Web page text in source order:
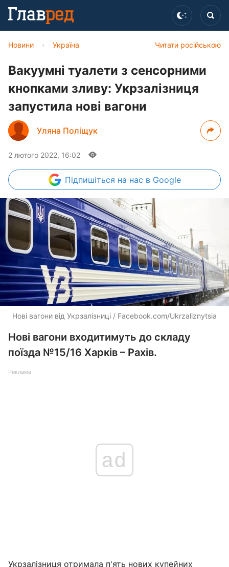
Читати російською
Новини › Україна
Вакуумні туалети з сенсорними
кнопками зливу: Укрзалізниця
запустила нові вагони
Уляна Поліщук
2 лютого 2022, 16:02
Підпишіться на нас в Google
Нові вагони від Укрзалізниці / Facebook.com/Ukrzaliznytsia
Нові вагони входитимуть до складу
поїзда №15/16 Харків – Рахів.
Реклама
ad
Укрзалізниця отримала п'ять нових купейних